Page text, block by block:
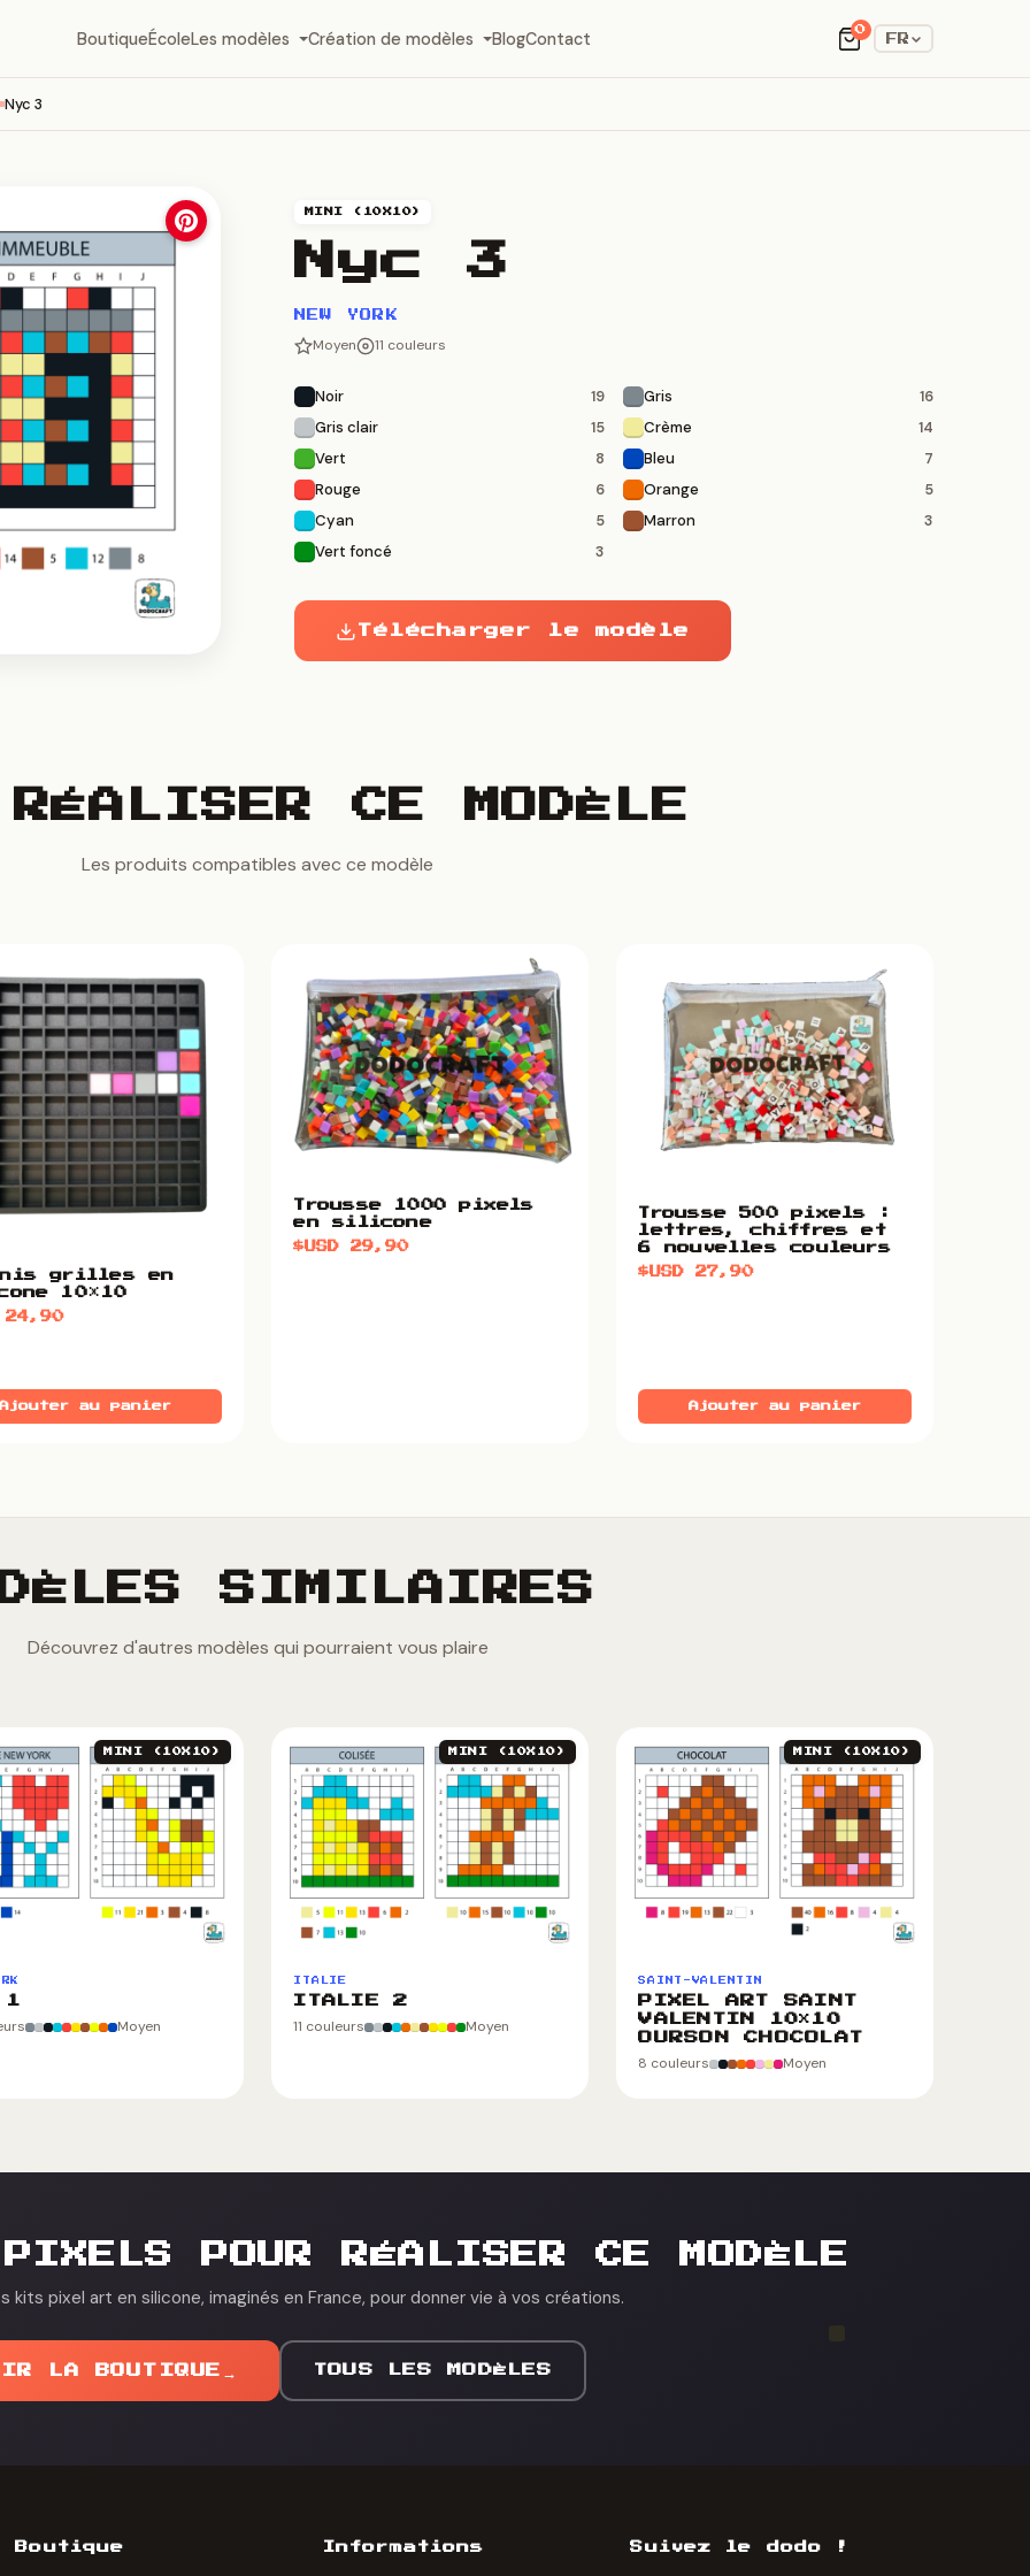
BoutiqueÉcoleLes modèles Création de modèles BlogContact
0
FR
Nyc 3
MINI (10X10)
Nyc 3
NEW YORK
Moyen 11 couleurs
Noir 19 Gris 16
Gris clair 15 Crème 14
Vert 8 Bleu 7
Rouge 6 Orange 5
Cyan 5 Marron 3
Vert foncé 3
Télécharger le modèle
RÉALISER CE MODÈLE
Les produits compatibles avec ce modèle
grilles en
10×10
24,90
Ajouter au panier
Trousse 1000 pixels
en silicone
$USD29,90
Trousse 500 pixels :
lettres, chiffres et
6 nouvelles couleurs
$USD27,90
Ajouter au panier
SIMILAIRES
Découvrez d'autres modèles qui pourraient vous plaire
MINI (10X10)
1
Moyen
MINI (10X10)
ITALIE
ITALIE 2
11 couleurs Moyen
MINI (10X10)
SAINT-VALENTIN
PIXEL ART SAINT
VALENTIN 10×10
OURSON CHOCOLAT
8 couleurs Moyen
POUR RÉALISER CE MODÈLE
kits pixel art en silicone, imaginés en France, pour donner vie à vos créations.
LA BOUTIQUE → TOUS LES MODÈLES
Boutique Informations Suivez le dodo !